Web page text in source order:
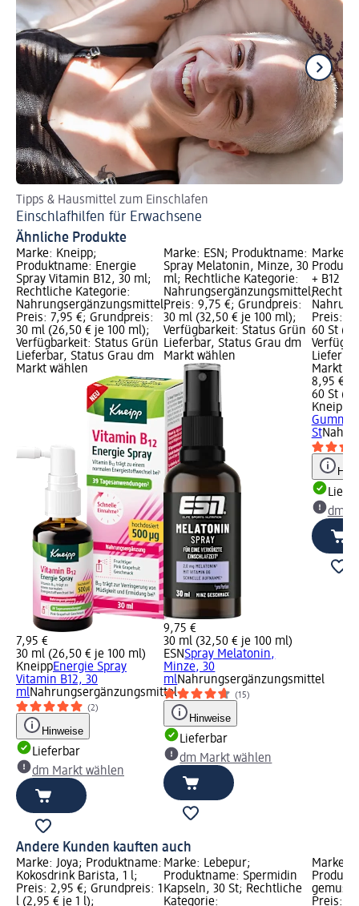
Tipps & Hausmittel zum Einschlafen
Einschlafhilfen für Erwachsene
Ähnliche Produkte
Marke: Kneipp;
Produktname: Energie
Spray Vitamin B12, 30 ml;
Rechtliche Kategorie:
Nahrungsergänzungsmittel;
Preis: 7,95 €; Grundpreis:
30 ml (26,50 € je 100 ml);
Verfügbarkeit: Status Grün
Lieferbar, Status Grau dm
Markt wählen
7,95 €
30 ml (26,50 € je 100 ml)
KneippEnergie Spray
Vitamin B12, 30
mlNahrungsergänzungsmittel
(2)
Hinweise
Lieferbar
dm Markt wählen
Marke: ESN; Produktname:
Spray Melatonin, Minze, 30
ml; Rechtliche Kategorie:
Nahrungsergänzungsmittel;
Preis: 9,75 €; Grundpreis:
30 ml (32,50 € je 100 ml);
Verfügbarkeit: Status Grün
Lieferbar, Status Grau dm
Markt wählen
9,75 €
30 ml (32,50 € je 100 ml)
ESNSpray Melatonin,
Minze, 30
mlNahrungsergänzungsmittel
(15)
Hinweise
Lieferbar
dm Markt wählen
Marke:
+ B12
Preis:
60 St
Markt
8,95 €
60 St
Kneipp
St
dm
Andere Kunden kauften auch
Marke: Joya; Produktname:
Kokosdrink Barista, 1 l;
Preis: 2,95 €; Grundpreis: 1
l (2,95 € je 1 l);
Marke: Lebepur;
Produktname: Spermidin
Kapseln, 30 St; Rechtliche
Kategorie:
Marke:
Preis: